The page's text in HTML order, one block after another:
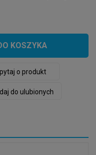
KOSZYKA
o produkt
do ulubionych